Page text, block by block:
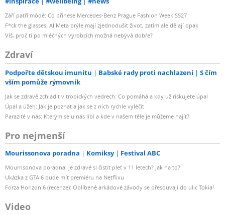
Září patří módě: Co přinese Mercedes-Benz Prague Fashion Week SS27
F*ck the glasses: AI Meta brýle mají zjednodušit život, zatím ale dělají opak
Víš, proč ti po mléčných výrobcích možná nebývá dobře?
Zdraví
Podpořte dětskou imunitu Babské rady proti nachlazení
S čím
vším pomůže rýmovník
Jak se zdravě zchladit v tropických vedrech: Co pomáhá a kdy už riskujete úpal
Úpal a úžeh: Jak je poznat a jak se z nich rychle vyléčit
Parazité v nás: Kterým se u nás líbí a kde v našem těle je můžeme najít?
Pro nejmenší
Mourissonova poradna Komiksy Festival ABC
Mourrisonova poradna: Je zdravé si čistit pleť v 11 letech? Jak na to?
Ukázka z GTA 6 bude mít premiéru na Netflixu
Forza Horizon 6 (recenze): Oblíbené arkádové závody se přesouvají do ulic Tokia!
Video